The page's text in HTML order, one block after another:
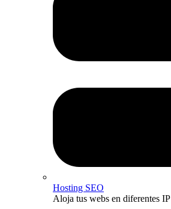
Hosting SEO
Aloja tus webs en diferentes IP